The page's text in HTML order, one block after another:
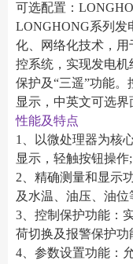
可选配置：
LONGHONG系列发
化、网络化技术，
控系统，实现发电
保护及“三遥”功能
显示，中英文可选界
性能及特点
1、以微处理器为核
显示，轻触按钮操作;
2、精确测量和显示
及水温、油压、油位
3、控制保护功能：
荷切换及报警保护功
4、参数设置功能：